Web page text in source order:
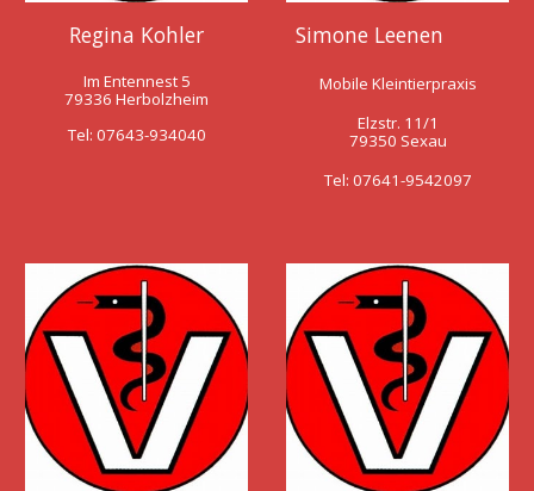
Regina Kohler
Im Entennest 5
79336 Herbolzheim
Tel: 07643-934040
Simone Leenen
Mobile Kleintierpraxis
Elzstr. 11/1
79350 Sexau
Tel: 07641-9542097